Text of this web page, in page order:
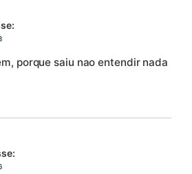
porque saiu nao entendir nada